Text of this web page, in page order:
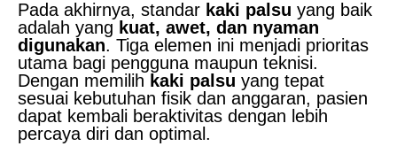
Pada akhirnya, standar kaki palsu yang baik
adalah yang kuat, awet, dan nyaman
digunakan. Tiga elemen ini menjadi prioritas
utama bagi pengguna maupun teknisi.
Dengan memilih kaki palsu yang tepat
sesuai kebutuhan fisik dan anggaran, pasien
dapat kembali beraktivitas dengan lebih
percaya diri dan optimal.